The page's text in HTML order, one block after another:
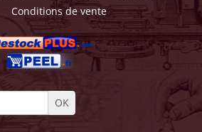
Conditions de vente